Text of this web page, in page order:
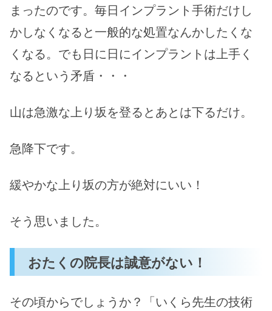
まったのです。毎日インプラント手術だけし
かしなくなると一般的な処置なんかしたくな
くなる。でも日に日にインプラントは上手く
なるという矛盾・・・
山は急激な上り坂を登るとあとは下るだけ。
急降下です。
緩やかな上り坂の方が絶対にいい！
そう思いました。
おたくの院長は誠意がない！
その頃からでしょうか？「いくら先生の技術